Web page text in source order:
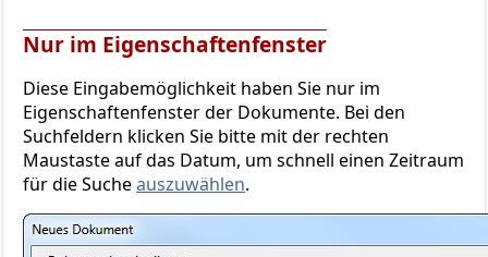
Nur im Eigenschaftenfenster
Diese Eingabemöglichkeit haben Sie nur im
Eigenschaftenfenster der Dokumente. Bei den
Suchfeldern klicken Sie bitte mit der rechten
Maustaste auf das Datum, um schnell einen Zeitraum
für die Sucheauszuwählen.